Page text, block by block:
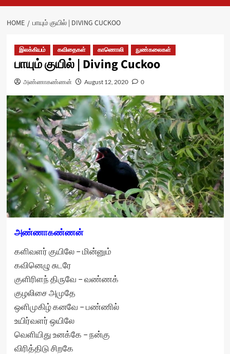
HOME பாயும் குயில் | DIVING CUCKOO
இலக்கியம் கவிதைகள் காணொலி நுண்கலைகள்
பாயும் குயில் | Diving Cuckoo
அண்ணாகண்ணன் August 12, 2020 0
அண்ணாகண்ணன்
களிவளர் குயிலே – மின்னும்
கவினெழு சுடரே
குளிரிளந் திருவே – வண்ணக்
குழலிசை அமுதே
ஒளிமுகிழ் கனவே – பண்ணில்
உயிர்வளர் ஒயிலே
வெளியிது உனக்கே – நன்கு
விரித்திடு சிறகே